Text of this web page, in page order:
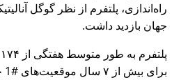
راه‌اندازی، پلتفرم از نظر گوگل
جهان بازدید داشت.